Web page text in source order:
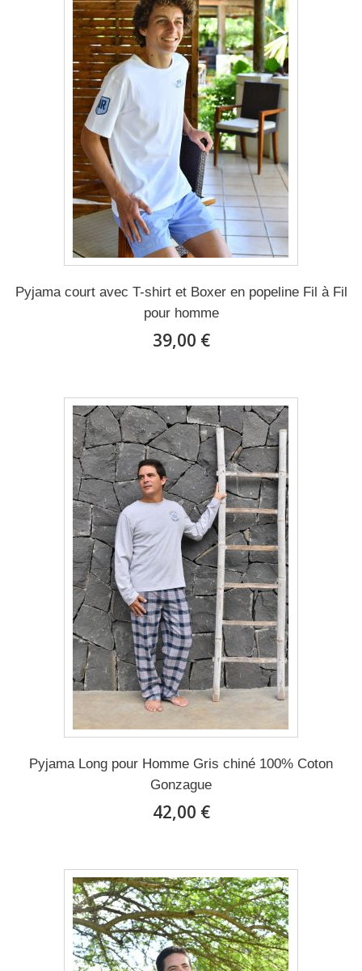
Pyjama court avec T-shirt et Boxer en popeline Fil à Fil
pour homme
39,00 €
Pyjama Long pour Homme Gris chiné 100% Coton
Gonzague
42,00 €